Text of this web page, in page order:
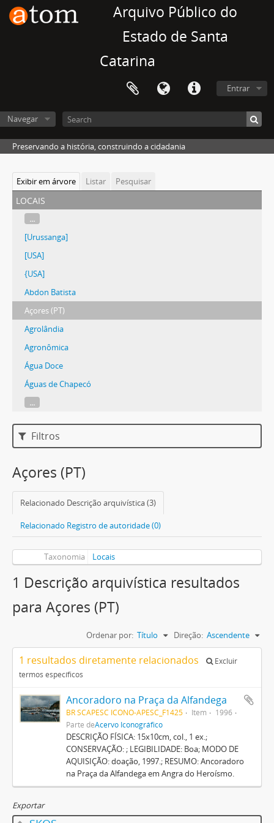
Arquivo Público do
Estado de Santa
Catarina
Entrar
Navegar
Preservando a história, construindo a cidadania
Exibir em árvore Listar Pesquisar
locais
...
[Urussanga]
[USA]
{USA]
Abdon Batista
Açores (PT)
Agrolândia
Agronômica
Água Doce
Águas de Chapecó
...
Filtros
Açores (PT)
Relacionado Descrição arquivística (3)
Relacionado Registro de autoridade (0)
Taxonomia Locais
1 Descrição arquivística resultados
para Açores (PT)
Ordenar por: Título Direção: Ascendente
1 resultados diretamente relacionados
Excluir
termos específicos
Ancoradoro na Praça da Alfandega
BR SCAPESC ICONO-APESC_F1425 Item
1996
Parte deAcervo Iconográfico
DESCRIÇÃO FÍSICA: 15x10cm, col., 1 ex.;
CONSERVAÇÃO: ; LEGIBILIDADE: Boa; MODO DE
AQUISIÇÃO: doação, 1997.; RESUMO: Ancoradoro
na Praça da Alfandega em Angra do Heroísmo.
Exportar